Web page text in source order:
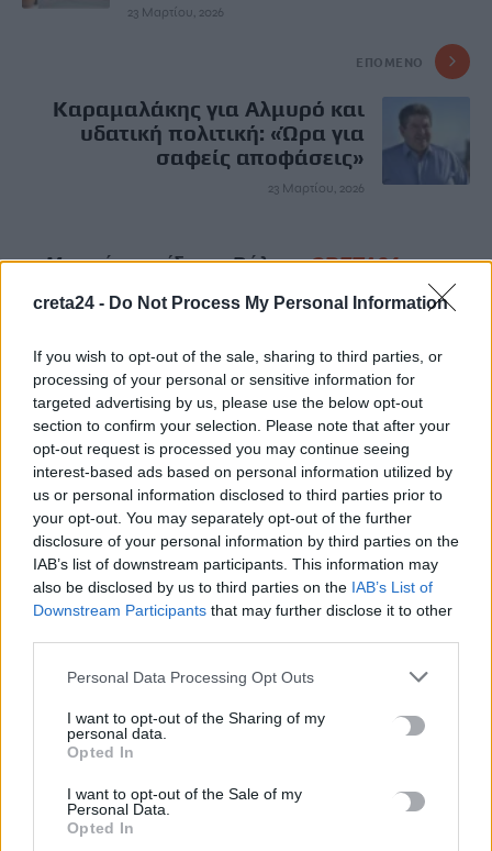
creta24 - Do Not Process My Personal Information
If you wish to opt-out of the sale, sharing to third parties, or
processing of your personal or sensitive information for
targeted advertising by us, please use the below opt-out
section to confirm your selection. Please note that after your
opt-out request is processed you may continue seeing
interest-based ads based on personal information utilized by
us or personal information disclosed to third parties prior to
your opt-out. You may separately opt-out of the further
disclosure of your personal information by third parties on the
IAB’s list of downstream participants. This information may
also be disclosed by us to third parties on the IAB’s List of
Downstream Participants that may further disclose it to other
Personal Data Processing Opt Outs
I want to opt-out of the Sharing of my
personal data.
Opted In
I want to opt-out of the Sale of my
Personal Data.
Opted In
23 Μαρτίου, 2026
ΕΠΌΜΕΝΟ
Καραμαλάκης για Αλμυρό και
υδατική πολιτική: «Ώρα για
σαφείς αποφάσεις»
23 Μαρτίου, 2026
Μην χάνεις είδηση. Βάλε τοCRETA24στην
Google
ΡΟΗ ΕΙΔΗΣΕΩΝ
Στο ΦΕΚ η απόφαση για την δομή φιλοξενίας μεταναστών
στους Αθανάτους – Δωρεάν για δύο μήνες η παραχώρηση του
ακινήτου
5 Αυγούστου, 2026
Ακριβά στοιχίζει η βουτιά: Οι τιμές στις ξαπλώστρες σε
γνωστές παραλίες της Ελλάδας
e-ΕΦΚΑ: Πότε καταβάλλεται το αδειοδωρόσημο στους
οικοδόμους
5 Αυγούστου, 2026
Πήγε για ψώνια με το ελικόπτερό του γιατί η διαδρομή με το